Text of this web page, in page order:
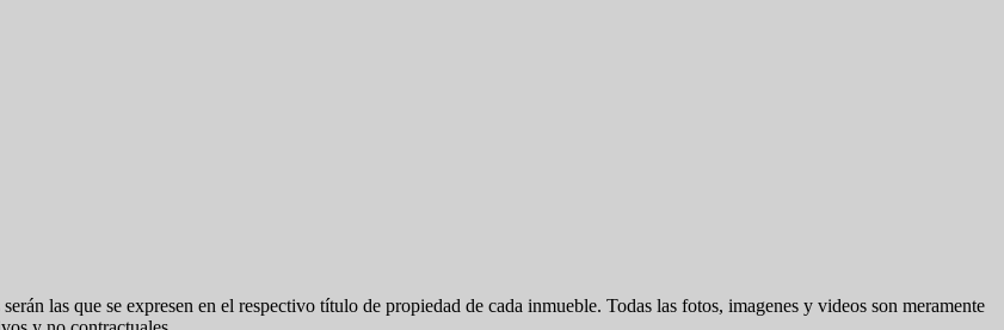
las que se expresen en el respectivo título de propiedad de cada inmueble. Todas las fotos, imagenes y videos son meramente